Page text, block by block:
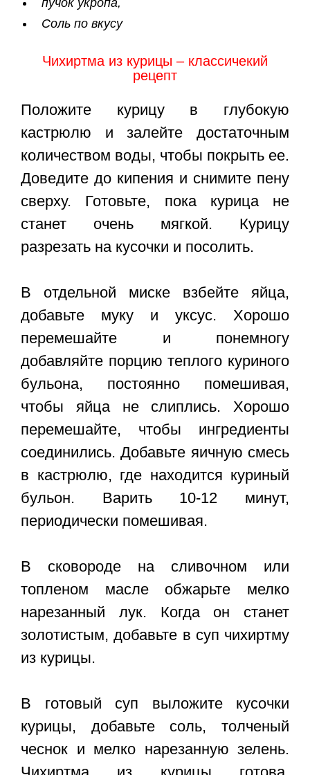
пучок укропа,
Соль по вкусу
Чихиртма из курицы – классичекий
рецепт
Положите курицу в глубокую
кастрюлю и залейте достаточным
количеством воды, чтобы покрыть ее.
Доведите до кипения и снимите пену
сверху. Готовьте, пока курица не
станет очень мягкой. Курицу
разрезать на кусочки и посолить.
В отдельной миске взбейте яйца,
добавьте муку и уксус. Хорошо
перемешайте и понемногу
добавляйте порцию теплого куриного
бульона, постоянно помешивая,
чтобы яйца не слиплись. Хорошо
перемешайте, чтобы ингредиенты
соединились. Добавьте яичную смесь
в кастрюлю, где находится куриный
бульон. Варить 10-12 минут,
периодически помешивая.
В сковороде на сливочном или
топленом масле обжарьте мелко
нарезанный лук. Когда он станет
золотистым, добавьте в суп чихиртму
из курицы.
В готовый суп выложите кусочки
курицы, добавьте соль, толченый
чеснок и мелко нарезанную зелень.